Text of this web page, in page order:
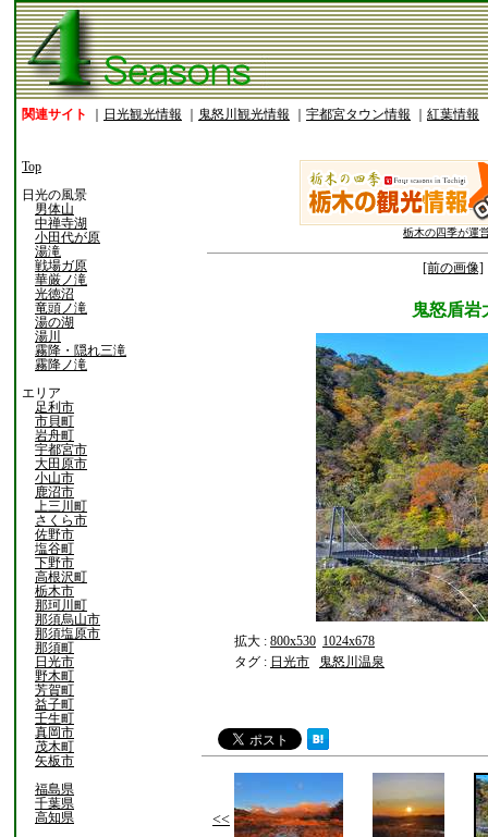
関連サイト 日光観光情報 鬼怒川観光情報 宇都宮タウン情報 紅葉情報
Top
日光の風景
男体山
中禅寺湖
小田代が原
湯滝
戦場ガ原
華厳ノ滝
光徳沼
竜頭ノ滝
湯の湖
湯川
霧降・隠れ三滝
霧降ノ滝
エリア
足利市
市貝町
岩舟町
宇都宮市
大田原市
小山市
鹿沼市
上三川町
さくら市
佐野市
塩谷町
下野市
高根沢町
栃木市
那珂川町
那須烏山市
那須塩原市
那須町
日光市
野木町
芳賀町
益子町
壬生町
真岡市
茂木町
矢板市
福島県
千葉県
高知県
栃木の四季が運
[前の画像]
鬼怒盾岩
拡大 : 800x530 1024x678
タグ : 日光市 鬼怒川温泉
<<